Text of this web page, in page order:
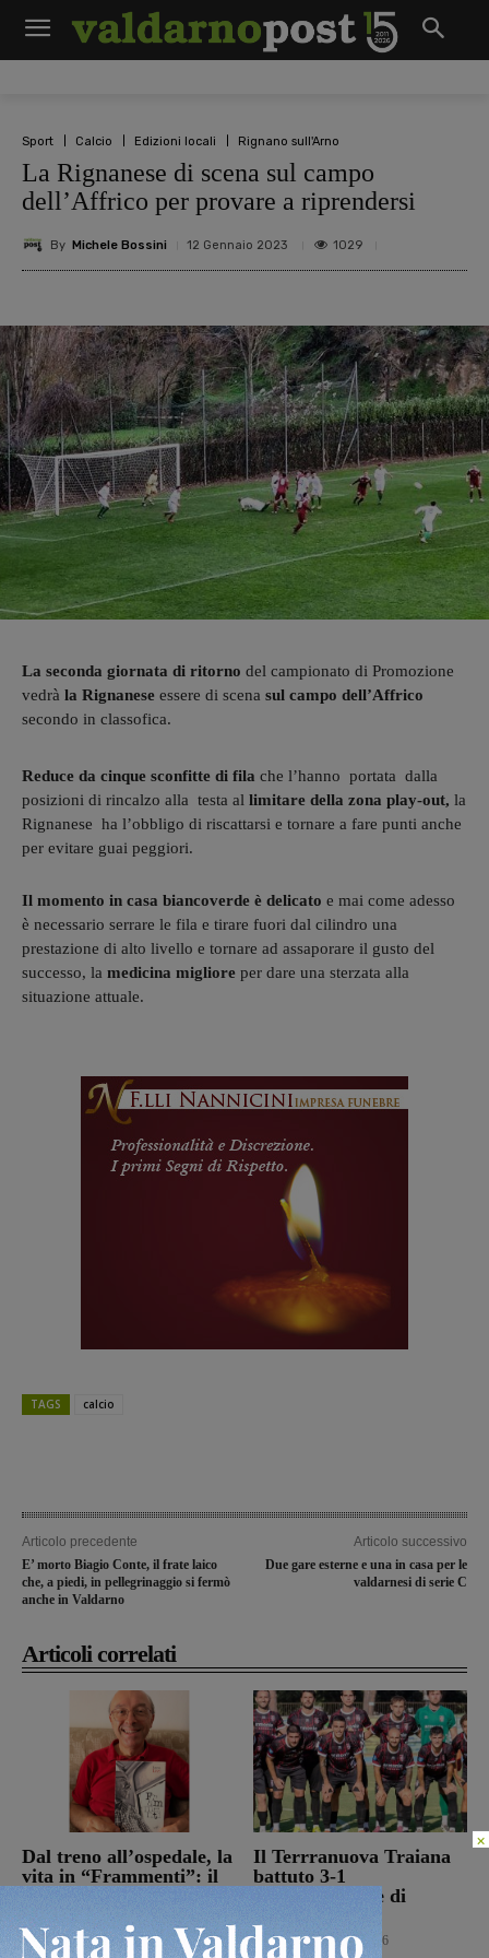
Sport Calcio Edizioni locali Rignano sull'Arno
La Rignanese di scena sul campo
dell’Affrico per provare a riprendersi
By Michele Bossini 12 Gennaio 2023 1029
La seconda giornata di ritorno del campionato di Promozione
vedrà la Rignanese essere di scena sul campo dell’Affrico
secondo in classofica.
Reduce da cinque sconfitte di fila che l’hanno portata dalla
posizioni di rincalzo alla testa al limitare della zona play-out, la
Rignanese ha l’obbligo di riscattarsi e tornare a fare punti anche
per evitare guai peggiori.
Il momento in casa biancoverde è delicato e mai come adesso
è necessario serrare le fila e tirare fuori dal cilindro una
prestazione di alto livello e tornare ad assaporare il gusto del
successo, la medicina migliore per dare una sterzata alla
situazione attuale.
TAGS calcio
Articolo precedente
E’ morto Biagio Conte, il frate laico
che, a piedi, in pellegrinaggio si fermò
anche in Valdarno
Articolo successivo
Due gare esterne e una in casa per le
valdarnesi di serie C
Articoli correlati
Dal treno all’ospedale, la
vita in “Frammenti”: il
valdarnese Luca Livi
Cultura 9 Agosto 2026
Il Terrranuova Traiana
battuto 3-1
nell’amichevole di
Calcio 8 Agosto 2026
×